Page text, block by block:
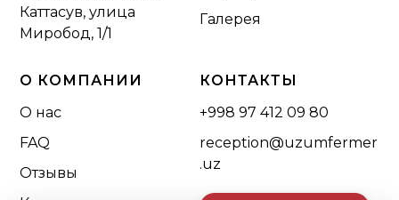
Каттасув, улица
Миробод, 1/1
Галерея
О КОМПАНИИ
О нас
FAQ
Отзывы
КОНТАКТЫ
+998 97 412 09 80
reception@uzumfermer
.uz